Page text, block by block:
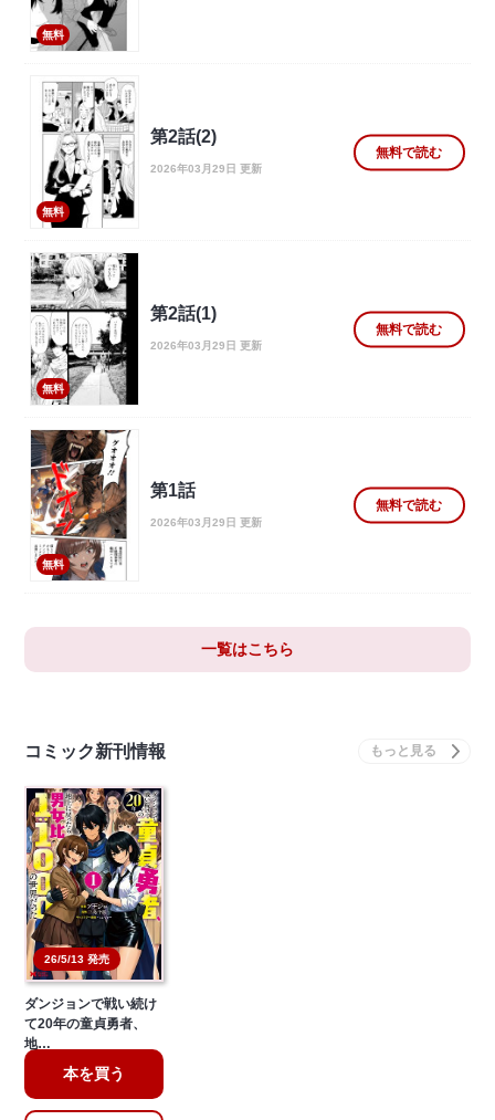
無料
無料
第2話(2)
2026年03月29日 更新
無料で読む
無料
第2話(1)
2026年03月29日 更新
無料で読む
無料
第1話
2026年03月29日 更新
無料で読む
一覧はこちら
コミック新刊情報
26/5/13 発売
ダンジョンで戦い続け
て20年の童貞勇者、
地…
本を買う